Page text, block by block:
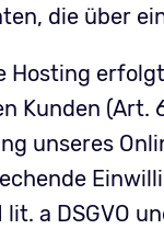
die über
Hosting
Kunden (Art.
unseres
lit. a DSGVO